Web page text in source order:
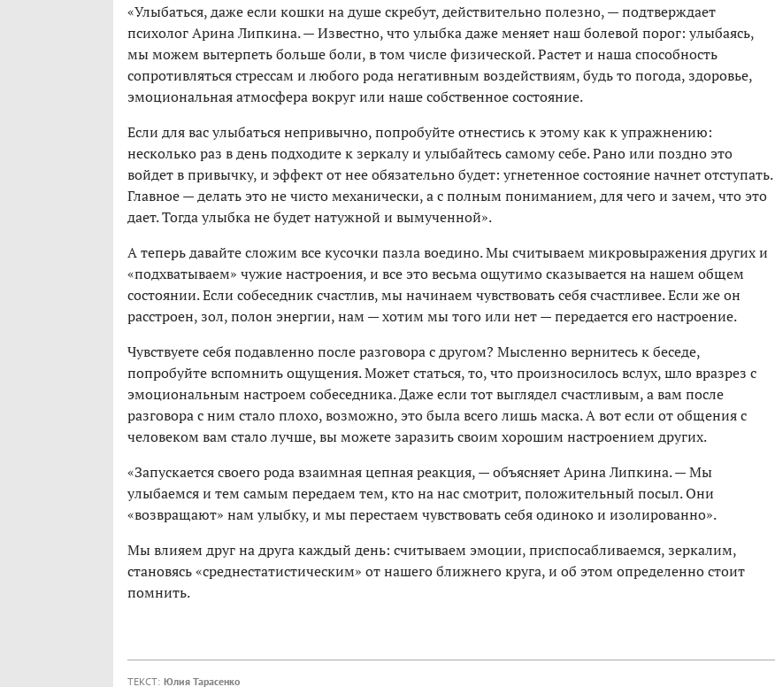
«Улыбаться, даже если кошки на душе скребут, действительно полезно, — подтверждает
психолог Арина Липкина. — Известно, что улыбка даже меняет наш болевой порог: улыбаясь,
мы можем вытерпеть больше боли, в том числе физической. Растет и наша способность
сопротивляться стрессам и любого рода негативным воздействиям, будь то погода, здоровье,
эмоциональная атмосфера вокруг или наше собственное состояние.
Если для вас улыбаться непривычно, попробуйте отнестись к этому как к упражнению:
несколько раз в день подходите к зеркалу и улыбайтесь самому себе. Рано или поздно это
войдет в привычку, и эффект от нее обязательно будет: угнетенное состояние начнет отступать.
Главное — делать это не чисто механически, а с полным пониманием, для чего и зачем, что это
дает. Тогда улыбка не будет натужной и вымученной».
А теперь давайте сложим все кусочки пазла воедино. Мы считываем микровыражения других и
«подхватываем» чужие настроения, и все это весьма ощутимо сказывается на нашем общем
состоянии. Если собеседник счастлив, мы начинаем чувствовать себя счастливее. Если же он
расстроен, зол, полон энергии, нам — хотим мы того или нет — передается его настроение.
Чувствуете себя подавленно после разговора с другом? Мысленно вернитесь к беседе,
попробуйте вспомнить ощущения. Может статься, то, что произносилось вслух, шло вразрез с
эмоциональным настроем собеседника. Даже если тот выглядел счастливым, а вам после
разговора с ним стало плохо, возможно, это была всего лишь маска. А вот если от общения с
человеком вам стало лучше, вы можете заразить своим хорошим настроением других.
«Запускается своего рода взаимная цепная реакция, — объясняет Арина Липкина. — Мы
улыбаемся и тем самым передаем тем, кто на нас смотрит, положительный посыл. Они
«возвращают» нам улыбку, и мы перестаем чувствовать себя одиноко и изолированно».
Мы влияем друг на друга каждый день: считываем эмоции, приспосабливаемся, зеркалим,
становясь «среднестатистическим» от нашего ближнего круга, и об этом определенно стоит
помнить.
ТЕКСТ: Юлия Тарасенко